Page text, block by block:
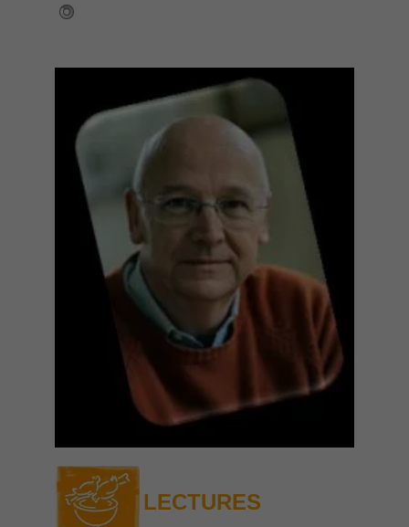
LECTURES